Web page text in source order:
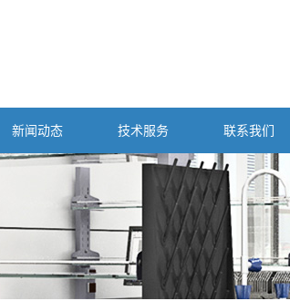
新闻动态 技术服务 联系我们